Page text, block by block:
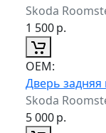
Skoda
1 500р.
ОЕМ:
Дверь задняя
Skoda
5 000р.